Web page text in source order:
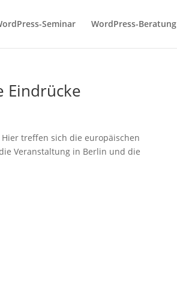
­Seminar WordPress-­Beratung
Eindrücke
treffen sich die europäischen
Veranstaltung in Berlin und die